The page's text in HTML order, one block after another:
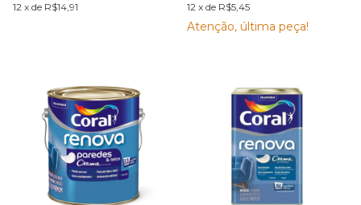
12 x de R$14,91 12 x de R$5,45
Atenção, última peça!